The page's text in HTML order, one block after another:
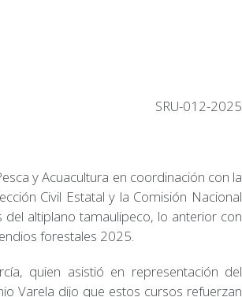
SRU-012-2025
y Acuacultura en coordinación con la
Civil Estatal y la Comisión Nacional
altiplano tamaulipeco, lo anterior con
forestales 2025.
quien asistió en representación del
Varela dijo que estos cursos refuerzan